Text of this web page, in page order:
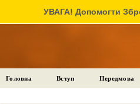
УВАГА! Допомогти
Головна Вступ Передмова